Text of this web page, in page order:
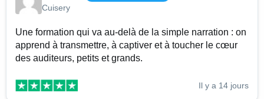
Cuisery
Une formation qui va au-delà de la simple narration : on
apprend à transmettre, à captiver et à toucher le cœur
des auditeurs, petits et grands.
Il y a 14 jours